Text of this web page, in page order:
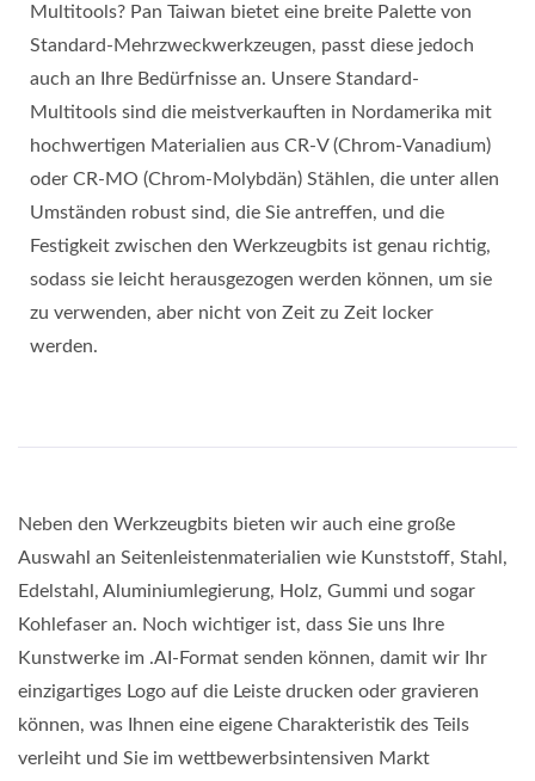
Multitools? Pan Taiwan bietet eine breite Palette von
Standard-Mehrzweckwerkzeugen, passt diese jedoch
auch an Ihre Bedürfnisse an. Unsere Standard-
Multitools sind die meistverkauften in Nordamerika mit
hochwertigen Materialien aus CR-V (Chrom-Vanadium)
oder CR-MO (Chrom-Molybdän) Stählen, die unter allen
Umständen robust sind, die Sie antreffen, und die
Festigkeit zwischen den Werkzeugbits ist genau richtig,
sodass sie leicht herausgezogen werden können, um sie
zu verwenden, aber nicht von Zeit zu Zeit locker
werden.
Neben den Werkzeugbits bieten wir auch eine große
Auswahl an Seitenleistenmaterialien wie Kunststoff, Stahl,
Edelstahl, Aluminiumlegierung, Holz, Gummi und sogar
Kohlefaser an. Noch wichtiger ist, dass Sie uns Ihre
Kunstwerke im .AI-Format senden können, damit wir Ihr
einzigartiges Logo auf die Leiste drucken oder gravieren
können, was Ihnen eine eigene Charakteristik des Teils
verleiht und Sie im wettbewerbsintensiven Markt